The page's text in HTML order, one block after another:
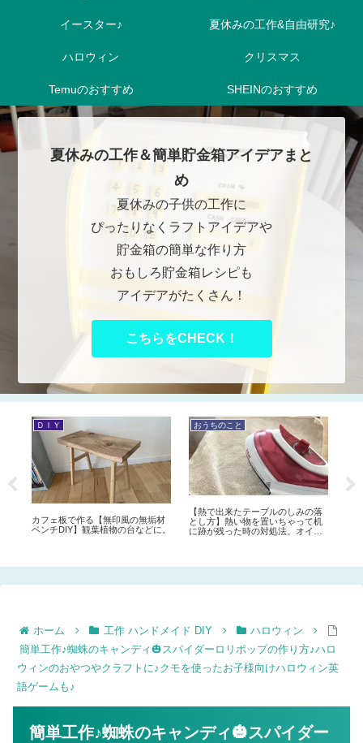
イースター♪ 夏休みの工作&自由研究♪
ハロウィン クリスマス
Temuのおすすめ SHEINのおすすめ
夏休みの工作＆簡単貯金箱アイデアまと
め
夏休みの子供の工作に
ぴったりなくラフトアイデアや
貯金箱の簡単な作り方
おもしろ貯金箱レシピも
アイデアがたくさん！
こちらをCHECK！
ハロウィン
簡単工作♪蜘蛛のキャンディ🎃スパ
イダーロリポップの作り方♪ハロウ
ィンのおやつやクラフトに♪クモを
使ったお子様向けハロウィン英語
ゲームも♪
お料理 お菓子 パン
簡単バレンタインレシピ♡オレオ
ボールと一緒に【ロータスボール
LOTUS BALLの作り方】混ぜて丸
める簡単クッキートリュフを手作
り♪
簡
ホーム 工作 ハンドメイド DIY
ハロウィン
簡単工作♪蜘蛛のキャンディ🎃スパイダーロリポップの作り方♪ハロ
ウィンのおやつやクラフトに♪クモを使ったお子様向けハロウィン英
語ゲームも♪
簡単工作♪蜘蛛のキャンディ🎃スパイダー